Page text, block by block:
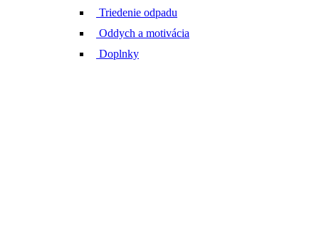
Triedenie odpadu
Oddych a motivácia
Doplnky